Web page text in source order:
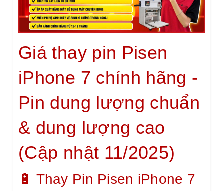
Giá thay pin Pisen
iPhone 7 chính hãng -
Pin dung lượng chuẩn
& dung lượng cao
(Cập nhật 11/2025)
🔋 Thay Pin Pisen iPhone 7